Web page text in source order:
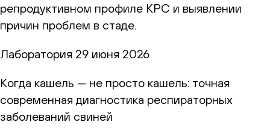
репродуктивном профиле КРС и выявлении
причин проблем в стаде.
Лаборатория 29 июня 2026
Когда кашель — не просто кашель: точная
современная диагностика респираторных
заболеваний свиней